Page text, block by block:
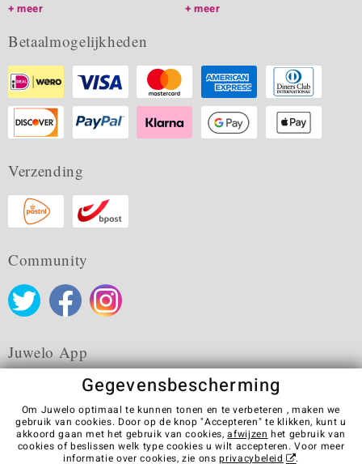
meer
meer
Betaalmogelijkheden
Verzending
Community
Juwelo App
Algemene verkoopvoorwaarden Privacybeleid
Cookies
Colofon
Contact Contract herroepen
Gegevensbescherming
Om Juwelo optimaal te kunnen tonen en te verbeteren , maken we
gebruik van cookies. Door op de knop "Accepteren" te klikken, kunt u
akkoord gaan met het gebruik van cookies,afwijzen het gebruik van
cookies of beslissen welk type cookies u wilt accepteren. Voor meer
informatie over cookies, zie onsprivacybeleid .